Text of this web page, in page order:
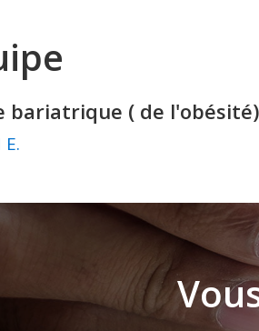
bariatrique ( de l'obésité)